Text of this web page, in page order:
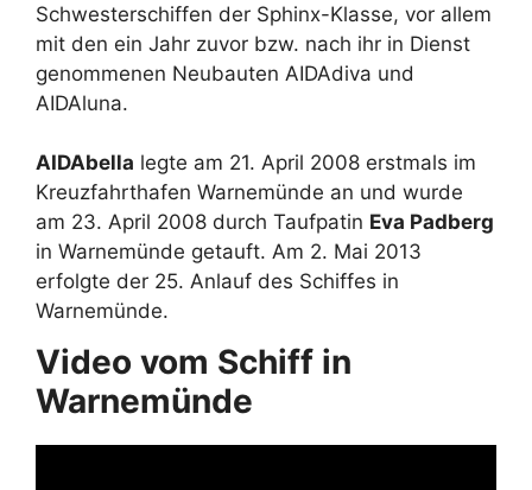
Schwesterschiffen der Sphinx-Klasse, vor allem
mit den ein Jahr zuvor bzw. nach ihr in Dienst
genommenen Neubauten AIDAdiva und
AIDAluna.
AIDAbella legte am 21. April 2008 erstmals im
Kreuzfahrthafen Warnemünde an und wurde
am 23. April 2008 durch Taufpatin Eva Padberg
in Warnemünde getauft. Am 2. Mai 2013
erfolgte der 25. Anlauf des Schiffes in
Warnemünde.
Video vom Schiff in
Warnemünde